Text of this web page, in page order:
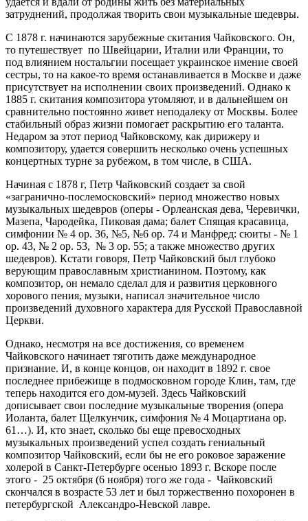
затруднений, продолжая творить свои музыкальные шедевры.
С 1878 г. начинаются зарубежные скитания Чайковского. Он,
то путешествует по Швейцарии, Италии или Франции, то
под влиянием ностальгии посещает украинское имение своей
сестры, то на какое-то время останавливается в Москве и даже
присутствует на исполнении своих произведений. Однако к
1885 г. скитания композитора утомляют, и в дальнейшем он
сравнительно постоянно живет неподалеку от Москвы. Более
стабильный образ жизни помогает раскрытию его таланта.
Недаром за этот период Чайковскому, как дирижеру и
композитору, удается совершить несколько очень успешных
концертных турне за рубежом, в том числе, в США.
Начиная с 1878 г, Петр Чайковский создает за свой
«загранично-послемосковский» период множество новых
музыкальных шедевров (оперы - Орлеанская дева, Черевички,
Мазепа, Чародейка, Пиковая дама; балет Спящая красавица,
симфонии № 4 op. 36, №5, №6 op. 74 и Манфред: сюиты - № 1
op. 43, № 2 op. 53, № 3 op. 55; а также множество других
шедевров). Кстати говоря, Петр Чайковский был глубоко
верующим православным христианином. Поэтому, как
композитор, он немало сделал для и развития церковного
хорового пения, музыки, написал значительное число
произведений духовного характера для Русской Православной
Церкви.
Однако, несмотря на все достижения, со временем
Чайковского начинает тяготить даже международное
признание. И, в конце концов, он находит в 1892 г. свое
последнее прибежище в подмосковном городе Клин, там, где
теперь находится его дом-музей. Здесь Чайковский
дописывает свои последние музыкальные творения (опера
Иоланта, балет Щелкунчик, симфония № 4 Моцартиана op.
61…). И, кто знает, сколько бы еще превосходных
музыкальных произведений успел создать гениальный
композитор Чайковский, если бы не его роковое заражение
холерой в Санкт-Петербурге осенью 1893 г. Вскоре после
этого - 25 октября (6 ноября) того же года - Чайковский
скончался в возрасте 53 лет и был торжественно похоронен в
петербургской Александро-Невской лавре.